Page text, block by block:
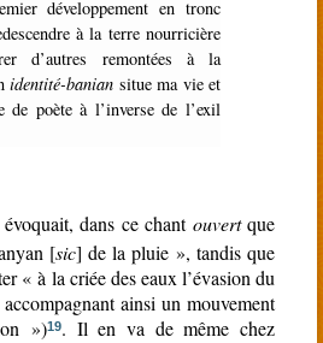
développement en tronc
à la terre nourricière
d’autres remontées à la
identité-banian situe ma vie et
de poète à l’inverse de l’exil
dans ce chant ouvertque
[sic] de la pluie », tandis que
« à la criée des eaux l’évasion du
ainsi un mouvement
»)19. Il en va de même chez